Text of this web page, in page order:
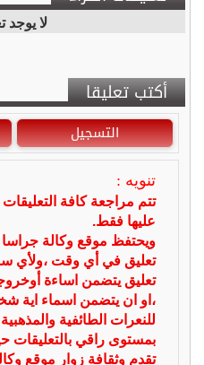
لا يوجد
أكتب تعليقا
التسجيل
تنويه :
تتم مراجعة كافة
عليها فقط.
ويحتفظ موقع وكالة
تعليق في أي وقت ،ولأي
تعليق يتضمن اساءة
،او ان يتضمن اسماء اية
للنعرات الطائفية
بمستوى راقي بالتعليقات
تقدم وثقافة زوار موقع